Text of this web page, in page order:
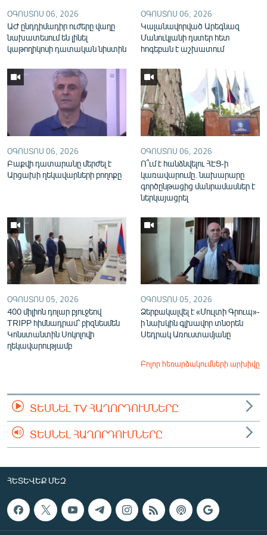
English
Русский
ՕԳՈՍՏՈՍ 06, 2026
ԱԺ ընդդիմադիր ուժերը վաղը
նախատեսում են լինել
կաթողիկոսի դատական նիստին
ՕԳՈՍՏՈՍ 06, 2026
Կալանավորված Արեգնազ
Մանուկյանի դստեր հետ
հոգեբան է աշխատում
ՕԳՈՍՏՈՍ 06, 2026
Բաքվի դատարանը մերժել է
Արցախի ղեկավարների բողոքը
ՕԳՈՍՏՈՍ 06, 2026
Ո՞ւմ է հանձնվելու ՀԷՑ-ի
կառավարումը. նախարարը
գործընթացից մանրամասներ է
ներկայացրել
ՕԳՈՍՏՈՍ 05, 2026
400 միլիոն դոլար բյուջեով
TRIPP հիմնադրամ՝ բիզնեսմեն
Կոնստանտին Սոկոլովի
ղեկավարությամբ
ՕԳՈՍՏՈՍ 05, 2026
Ձերբակալվել է «Մուլտի Գրուպ»-
ի նախկին գլխավոր տնօրեն
Սեդրակ Առուստամյանը
Բոլոր հեռարձակումների արխիվը
ՏԵՍՆԵԼ TV ՀԱՂՈՐԴՈՒՄՆԵՐԸ
ՏԵՍՆԵԼ ՀԱՂՈՐԴՈՒՄՆԵՐԸ
ՀԵՏԵՎԵՔ ՄԵԶ